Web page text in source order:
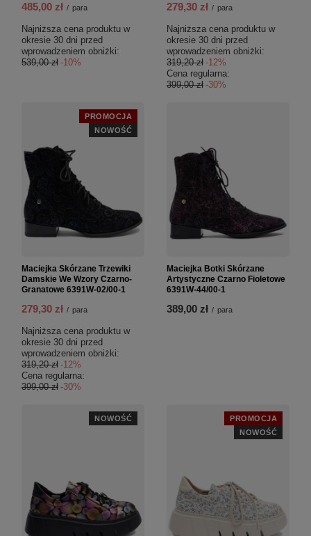
485,00 zł / para
Najniższa cena produktu w
okresie 30 dni przed
wprowadzeniem obniżki:
539,00 zł -10%
279,30 zł / para
Najniższa cena produktu w
okresie 30 dni przed
wprowadzeniem obniżki:
319,20 zł -12%
Cena regularna:
399,00 zł -30%
PROMOCJA
NOWOŚĆ
Maciejka Skórzane Trzewiki
Damskie We Wzory Czarno-
Granatowe 6391W-02/00-1
279,30 zł / para
Najniższa cena produktu w
okresie 30 dni przed
wprowadzeniem obniżki:
319,20 zł -12%
Cena regularna:
399,00 zł -30%
Maciejka Botki Skórzane
Artystyczne Czarno Fioletowe
6391W-44/00-1
389,00 zł / para
NOWOŚĆ
PROMOCJA
NOWOŚĆ